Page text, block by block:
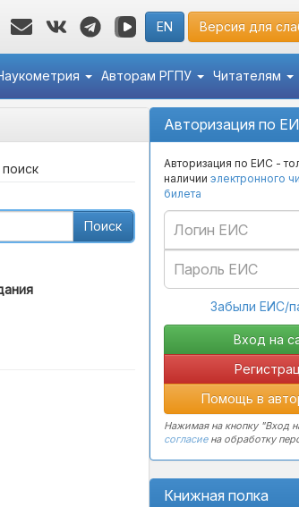
EN Версия для
Авторам РГПУ Читателям
Авторизация по
Авторизация по ЕИС -
наличии электронного
билета
Забыли ЕИС/
Помощь в
Нажимая на кнопку "Вход
согласиена обработку
Книжная полка
Поиск